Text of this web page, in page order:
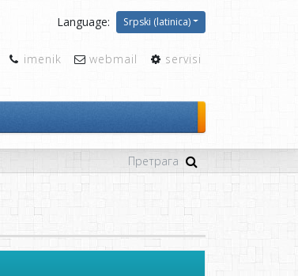
Language: Srpski (latinica)
imenik webmail servisi